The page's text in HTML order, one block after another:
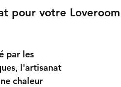
pour votre
par les
l'artisanat
chaleur